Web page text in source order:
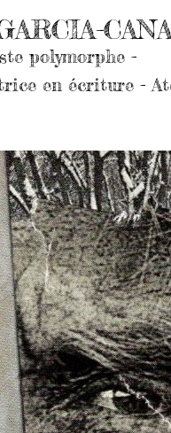
polymorphe -
en écriture -